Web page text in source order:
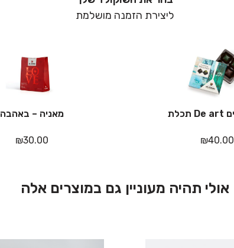
ליצירת הזמנה מושלמת
₪40.00
מאניה – באהבה
₪30.00
אולי תהיה מעוניין גם במוצרים אלה